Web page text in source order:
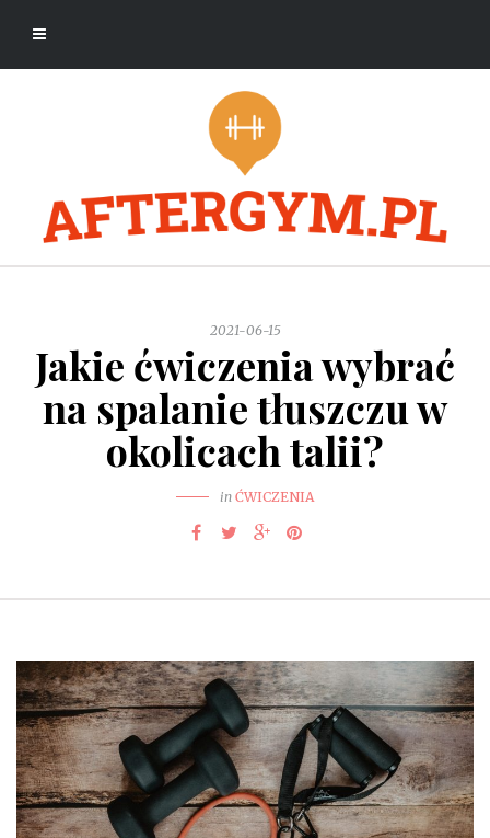
2021-06-15
Jakie ćwiczenia wybrać
na spalanie tłuszczu w
okolicach talii?
in ĆWICZENIA